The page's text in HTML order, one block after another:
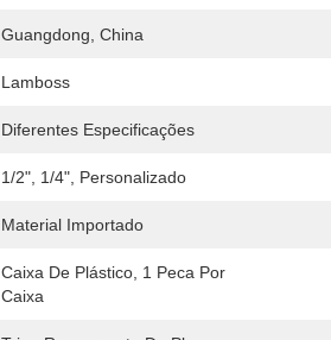
Guangdong, China
Lamboss
Diferentes Especificações
1/2", 1/4", Personalizado
Material Importado
Caixa De Plástico, 1 Peca Por
Caixa